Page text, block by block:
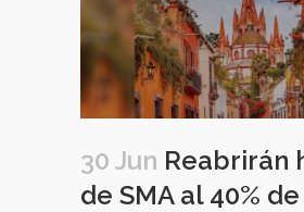
30 Jun Reabrirán
de SMA al 40% de